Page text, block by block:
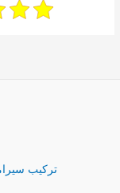
تركيب